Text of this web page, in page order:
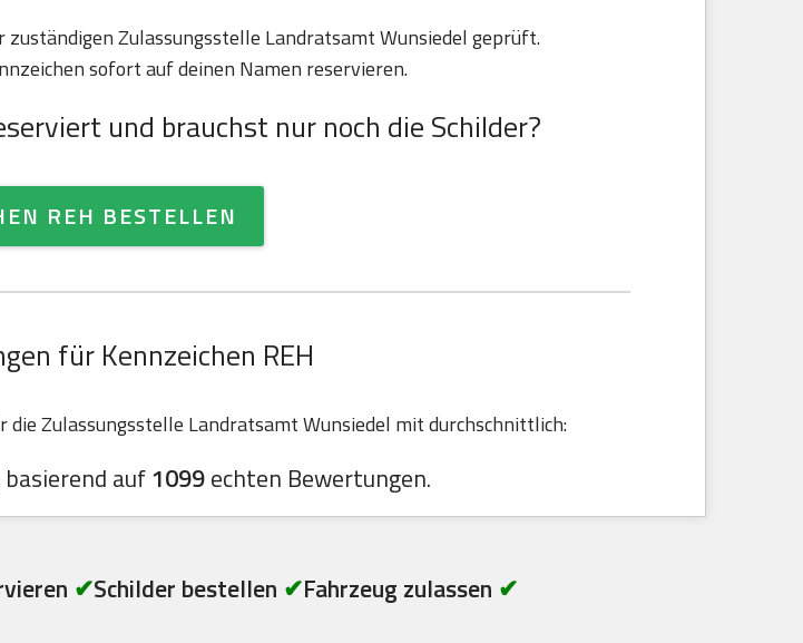
Zulassungsstelle Landratsamt Wunsiedel geprüft.
sofort auf deinen Namen reservieren.
und brauchst nur noch die Schilder?
REH BESTELLEN
für Kennzeichen REH
Zulassungsstelle Landratsamt Wunsiedel mit durchschnittlich:
auf1099echten Bewertungen.
✔Schilder bestellen ✔Fahrzeug zulassen ✔